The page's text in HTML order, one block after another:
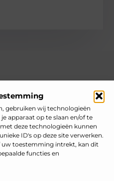
gebruiken wij technologieën
apparaat op te slaan en/of te
deze technologieën kunnen
ID's op deze site verwerken.
toestemming intrekt, kan dit
functies en
uit het dagelijks leven.
en artikelen die je helpen
met praktische adviezen